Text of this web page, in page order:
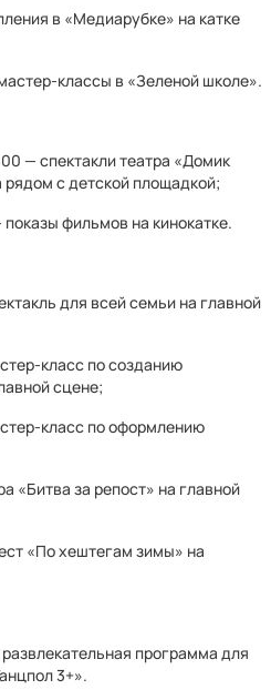
в «Медиарубке» на катке
классы в «Зеленой школе».
— спектакли театра «Домик
с детской площадкой;
фильмов на кинокатке.
для всей семьи на главной
класс по созданию
сцене;
класс по оформлению
«Битва за репост» на главной
«По хештегам зимы» на
программа для
3+».